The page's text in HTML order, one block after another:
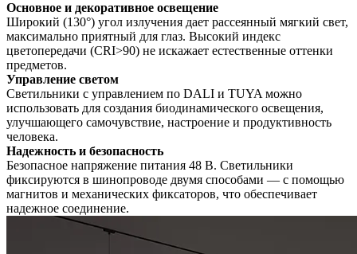
Основное и декоративное освещение
Широкий (130°) угол излучения дает рассеянный мягкий свет,
максимально приятный для глаз. Высокий индекс
цветопередачи (CRI>90) не искажает естественные оттенки
предметов.
Управление светом
Светильники с управлением по DALI и TUYA можно
использовать для создания биодинамического освещения,
улучшающего самочувствие, настроение и продуктивность
человека.
Надежность и безопасность
Безопасное напряжение питания 48 В. Светильники
фиксируются в шинопроводе двумя способами — с помощью
магнитов и механических фиксаторов, что обеспечивает
надежное соединение.